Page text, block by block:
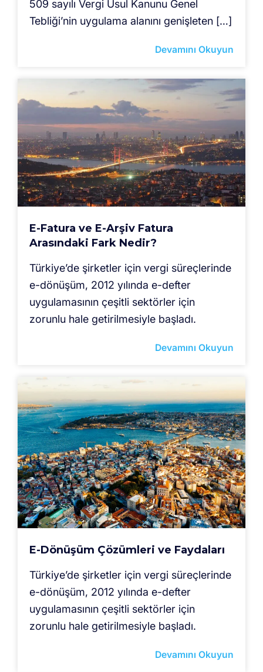
509 sayılı Vergi Usul Kanunu Genel
Tebliği’nin uygulama alanını genişleten […]
Devamını Okuyun
E-Fatura ve E-Arşiv Fatura
Arasındaki Fark Nedir?
Türkiye’de şirketler için vergi süreçlerinde
e-dönüşüm, 2012 yılında e-defter
uygulamasının çeşitli sektörler için
zorunlu hale getirilmesiyle başladı.
Devamını Okuyun
E-Dönüşüm Çözümleri ve Faydaları
Türkiye’de şirketler için vergi süreçlerinde
e-dönüşüm, 2012 yılında e-defter
uygulamasının çeşitli sektörler için
zorunlu hale getirilmesiyle başladı.
Devamını Okuyun